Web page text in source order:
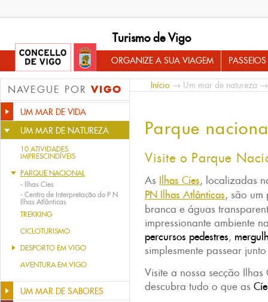
Turismo de Vigo
ORGANIZE A SUA VIAGEM
NAVEGUE POR VIGO
UM MAR DE VIDA
UM MAR DE NATUREZA
10 ATIVIDADES
IMPRESCINDÍVEIS
PARQUE NACIONAL
- Ilhas Cíes
- Centro de Interpretação do P N
Ilhas Atlânticas
TREKKING
CICLOTURISMO
DESPORTO EM VIGO
AVENTURA EM VIGO
UM MAR DE SABORES
Início → Um mar de natureza →
Parque
Visite o Parque
As Ilhas Cíes, localizadas
PN Ilhas Atlânticas, são um
branca e águas
impressionante ambiente
percursos pedestres,
simplesmente passear
Visite a nossa secção
descubra tudo o que as